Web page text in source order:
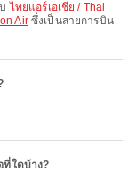
ไทยแอร์เอเชีย / Thai
Airซึ่งเป็นสายการบิน
ใดบ้าง?